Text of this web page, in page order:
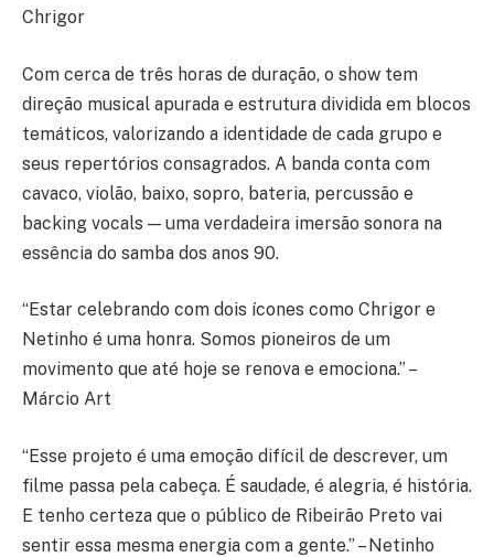
Chrigor
Com cerca de três horas de duração, o show tem
direção musical apurada e estrutura dividida em blocos
temáticos, valorizando a identidade de cada grupo e
seus repertórios consagrados. A banda conta com
cavaco, violão, baixo, sopro, bateria, percussão e
backing vocals — uma verdadeira imersão sonora na
essência do samba dos anos 90.
“Estar celebrando com dois ícones como Chrigor e
Netinho é uma honra. Somos pioneiros de um
movimento que até hoje se renova e emociona.” –
Márcio Art
“Esse projeto é uma emoção difícil de descrever, um
filme passa pela cabeça. É saudade, é alegria, é história.
E tenho certeza que o público de Ribeirão Preto vai
sentir essa mesma energia com a gente.” – Netinho